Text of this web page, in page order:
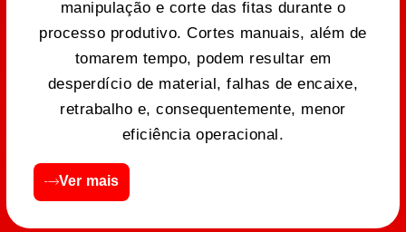
manipulação e corte das fitas durante o
processo produtivo. Cortes manuais, além de
tomarem tempo, podem resultar em
desperdício de material, falhas de encaixe,
retrabalho e, consequentemente, menor
eficiência operacional.
Ver mais